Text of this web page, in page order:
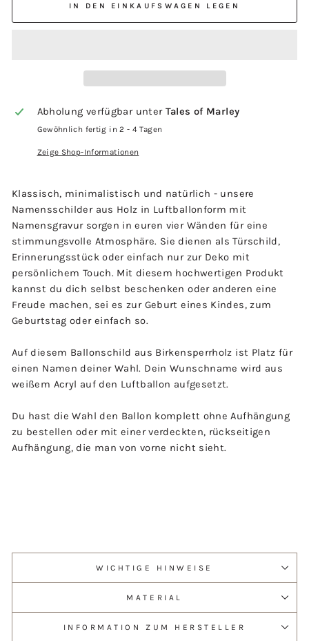
IN DEN EINKAUFSWAGEN LEGEN
Abholung verfügbar unter Tales of Marley
Gewöhnlich fertig in 2 - 4 Tagen
Zeige Shop-Informationen
Klassisch, minimalistisch und natürlich - unsere
Namensschilder aus Holz in Luftballonform mit
Namensgravur sorgen in euren vier Wänden für eine
stimmungsvolle Atmosphäre. Sie dienen als Türschild,
Erinnerungsstück oder einfach nur zur Deko mit
persönlichem Touch. Mit diesem hochwertigen Produkt
kannst du dich selbst beschenken oder anderen eine
Freude machen, sei es zur Geburt eines Kindes, zum
Geburtstag oder einfach so.
Auf diesem Ballonschild aus Birkensperrholz ist Platz für
einen Namen deiner Wahl. Dein Wunschname wird aus
weißem Acryl auf den Luftballon aufgesetzt.
Du hast die Wahl den Ballon komplett ohne Aufhängung
zu bestellen oder mit einer verdeckten, rückseitigen
Aufhängung, die man von vorne nicht sieht.
WICHTIGE HINWEISE
MATERIAL
INFORMATION ZUM HERSTELLER